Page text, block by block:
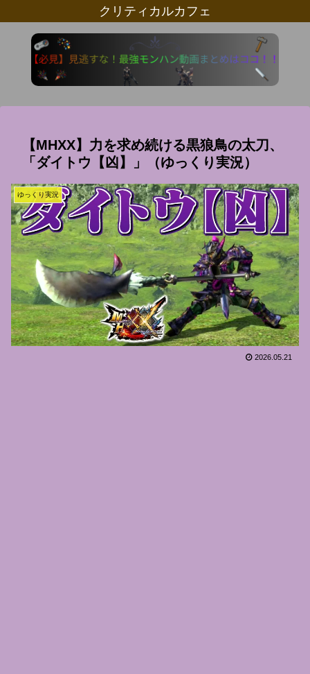
クリティカルカフェ
【MHXX】力を求め続ける黒狼鳥の太刀、
「ダイトウ【凶】」（ゆっくり実況）
ゆっくり実況
2026.05.21